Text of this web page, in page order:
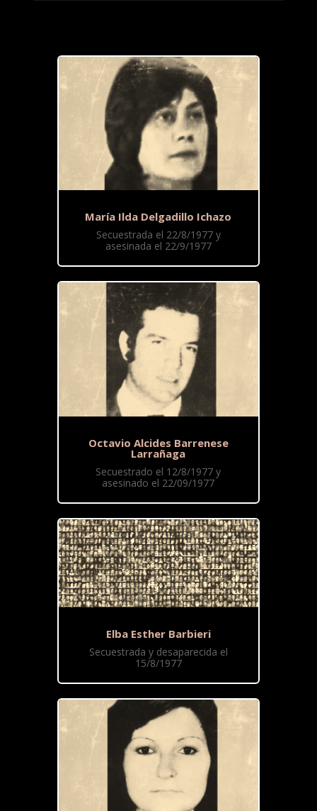
María Ilda Delgadillo Ichazo
Secuestrada el 22/8/1977 y
asesinada el 22/9/1977
Octavio Alcides Barrenese
Larrañaga
Secuestrado el 12/8/1977 y
asesinado el 22/09/1977
Elba Esther Barbieri
Secuestrada y desaparecida el
15/8/1977